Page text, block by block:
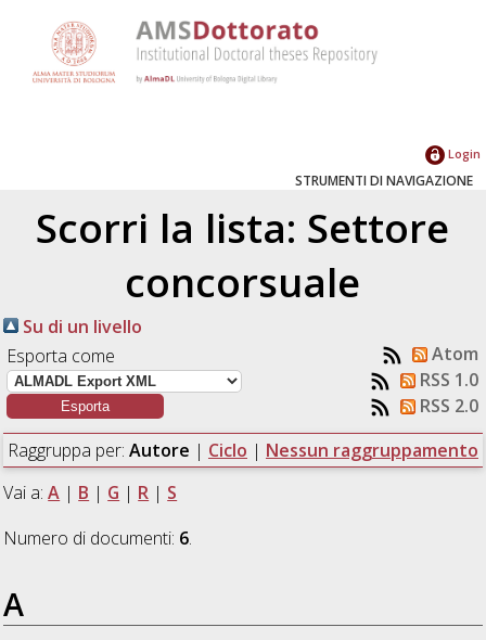
Login
STRUMENTI DI NAVIGAZIONE
Scorri la lista: Settore
concorsuale
Su di un livello
Esporta come
Atom
RSS 1.0
RSS 2.0
Raggruppa per: Autore | Ciclo | Nessun raggruppamento
Vai a:A | B | G | R | S
Numero di documenti: 6.
A